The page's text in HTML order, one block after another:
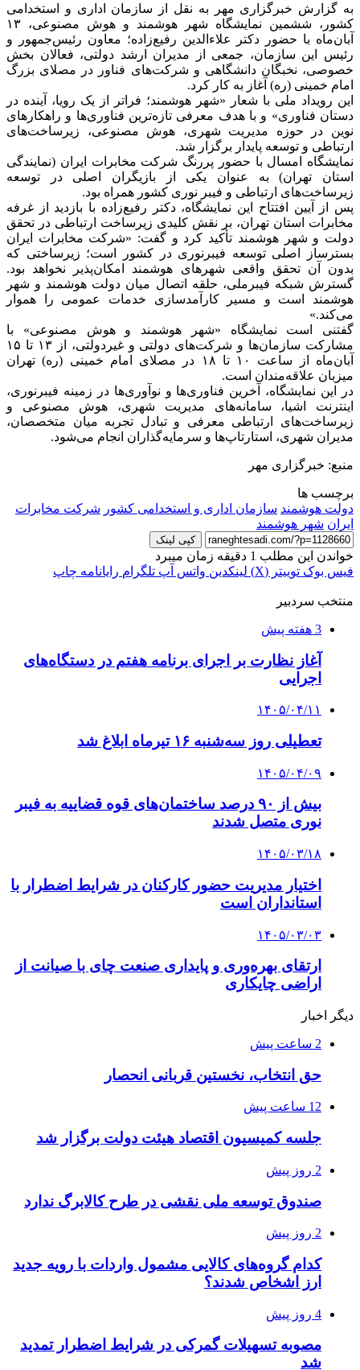
به گزارش خبرگزاری مهر به نقل از سازمان اداری و استخدامی
کشور، ششمین نمایشگاه شهر هوشمند و هوش مصنوعی، ۱۳
آبان‌ماه با حضور دکتر علاءالدین رفیع‌زاده؛ معاون رئیس‌جمهور و
رئیس این سازمان، جمعی از مدیران ارشد دولتی، فعالان بخش
خصوصی، نخبگان دانشگاهی و شرکت‌های فناور در مصلای بزرگ
امام خمینی (ره) آغاز به کار کرد.
این رویداد ملی با شعار «شهر هوشمند؛ فراتر از یک رویا، آینده در
دستان فناوری» و با هدف معرفی تازه‌ترین فناوری‌ها و راهکارهای
نوین در حوزه مدیریت شهری، هوش مصنوعی، زیرساخت‌های
ارتباطی و توسعه پایدار برگزار شد.
نمایشگاه امسال با حضور پررنگ شرکت مخابرات ایران (نمایندگی
استان تهران) به عنوان یکی از بازیگران اصلی در توسعه
زیرساخت‌های ارتباطی و فیبر نوری کشور همراه بود.
پس از آیین افتتاح این نمایشگاه، دکتر رفیع‌زاده با بازدید از غرفه
مخابرات استان تهران، بر نقش کلیدی زیرساخت ارتباطی در تحقق
دولت و شهر هوشمند تأکید کرد و گفت: «شرکت مخابرات ایران
بسترساز اصلی توسعه فیبرنوری در کشور است؛ زیرساختی که
بدون آن تحقق واقعی شهرهای هوشمند امکان‌پذیر نخواهد بود.
گسترش شبکه فیبرملی، حلقه اتصال میان دولت هوشمند و شهر
هوشمند است و مسیر کارآمدسازی خدمات عمومی را هموار
می‌کند.»
گفتنی است نمایشگاه «شهر هوشمند و هوش مصنوعی» با
مشارکت سازمان‌ها و شرکت‌های دولتی و غیردولتی، از ۱۳ تا ۱۵
آبان‌ماه از ساعت ۱۰ تا ۱۸ در مصلای امام خمینی (ره) تهران
میزبان علاقه‌مندان است.
در این نمایشگاه، آخرین فناوری‌ها و نوآوری‌ها در زمینه فیبرنوری،
اینترنت اشیا، سامانه‌های مدیریت شهری، هوش مصنوعی و
زیرساخت‌های ارتباطی معرفی و تبادل تجربه میان متخصصان،
مدیران شهری، استارتاپ‌ها و سرمایه‌گذاران انجام می‌شود.
منبع: خبرگزاری مهر
برچسب ها
دولت هوشمند سازمان اداری و استخدامی کشور شرکت مخابرات
ایران شهر هوشمند
کپی لینک
خواندن این مطلب 1 دقیقه زمان میبرد
فیس بوک توییتر (X) لینکدین واتس آپ تلگرام رایانامه چاپ
منتخب سردبیر
3 هفته پیش
آغاز نظارت بر اجرای برنامه هفتم در دستگاه‌های
اجرایی
۱۴۰۵/۰۴/۱۱
تعطیلی روز سه‌شنبه ۱۶ تیرماه ابلاغ شد
۱۴۰۵/۰۴/۰۹
بیش از ۹۰ درصد ساختمان‌های قوه قضاییه به فیبر
نوری متصل شدند
۱۴۰۵/۰۳/۱۸
اختیار مدیریت حضور کارکنان در شرایط اضطرار با
استانداران است
۱۴۰۵/۰۳/۰۳
ارتقای بهره‌وری و پایداری صنعت چای با صیانت از
اراضی چایکاری
دیگر اخبار
2 ساعت پیش
حق انتخاب، نخستین قربانی انحصار
12 ساعت پیش
جلسه کمیسیون اقتصاد هیئت دولت برگزار شد
2 روز پیش
صندوق توسعه ملی نقشی در طرح کالابرگ ندارد
2 روز پیش
کدام گروه‌های کالایی مشمول واردات با رویه جدید
ارز اشخاص شدند؟
4 روز پیش
مصوبه تسهیلات گمرکی در شرایط اضطرار تمدید
شد